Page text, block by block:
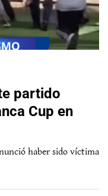
partido
Cup en
haber sido víctima